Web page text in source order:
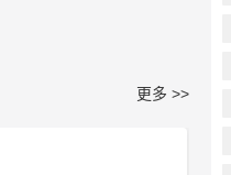
更多 >>